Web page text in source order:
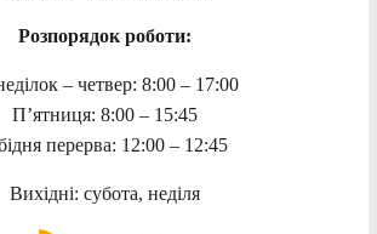
Розпорядок роботи:
– четвер: 8:00 – 17:00
П’ятниця: 8:00 – 15:45
перерва: 12:00 – 12:45
Вихідні: субота, неділя